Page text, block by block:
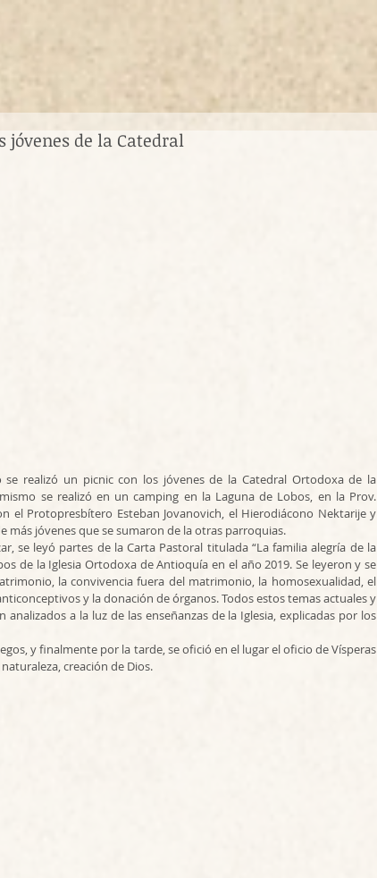
jóvenes de la Catedral
se realizó en un camping en la Laguna de Lobos, en la Prov.
el Protopresbítero Esteban Jovanovich, el Hierodiácono Nektarije y
más jóvenes que se sumaron de la otras parroquias.
de la Iglesia Ortodoxa de Antioquía en el año 2019. Se leyeron y se
la convivencia fuera del matrimonio, la homosexualidad, el
y la donación de órganos. Todos estos temas actuales y
a la luz de las enseñanzas de la Iglesia, explicadas por los
creación de Dios.